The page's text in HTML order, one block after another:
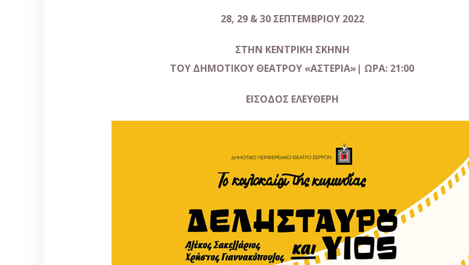
28, 29 & 30 ΣΕΠΤΕΜΒΡΙΟΥ 2022
ΣΤΗΝ ΚΕΝΤΡΙΚΗ ΣΚΗΝΗ
ΤΟΥ ΔΗΜΟΤΙΚΟΥ ΘΕΑΤΡΟΥ «ΑΣΤΕΡΙΑ»| ΩΡΑ: 21:00
ΕΙΣΟΔΟΣ ΕΛΕΥΘΕΡΗ